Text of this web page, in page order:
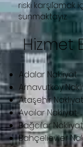
riski karşılamak
sunmaktayız.
Adalar Nakliyat
Arnavutköy
Ataşehir Nakliyat
Avcılar Nakliyat
Bağcılar Nakliyat
Bahçelievler
Hizmet